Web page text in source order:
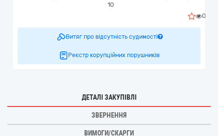
10
0
Витяг про відсутність судимості
Реєстр корупційних порушників
ДЕТАЛІ ЗАКУПІВЛІ
ЗВЕРНЕННЯ
ВИМОГИ/СКАРГИ